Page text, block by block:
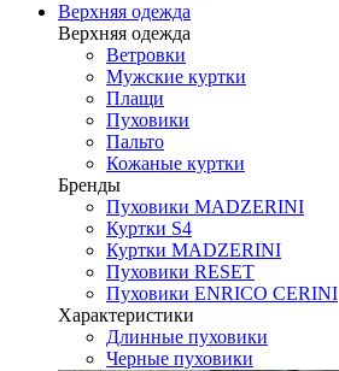
Верхняя одежда
Верхняя одежда
Ветровки
Мужские куртки
Плащи
Пуховики
Пальто
Кожаные куртки
Бренды
Пуховики MADZERINI
Куртки S4
Куртки MADZERINI
Пуховики RESET
Пуховики ENRICO CERINI
Характеристики
Длинные пуховики
Черные пуховики